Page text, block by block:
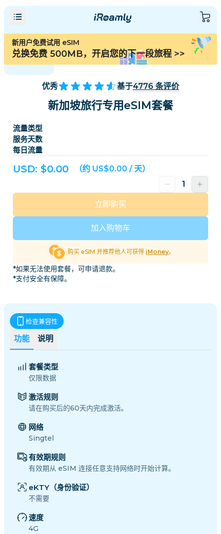
新用户免费试用 eSIM
兑换免费 500MB，开启您的下一段旅程 >>
优秀 基于4776 条评价
新加坡旅行专用eSIM套餐
流量类型
服务天数
每日流量
USD: $0.00 （约 US$0.00 / 天）
加入购物车
立即购买
购买 eSIM 并推荐他人可获得 iMoney。
*如果无法使用套餐，可申请退款。
*支付安全有保障。
功能 说明
检查兼容性
套餐类型
仅限数据
激活规则
请在购买后的60天内完成激活。
网络
Singtel
有效期规则
有效期从 eSIM 连接任意支持网络时开始计算。
eKTY（身份验证）
不需要
速度
4G